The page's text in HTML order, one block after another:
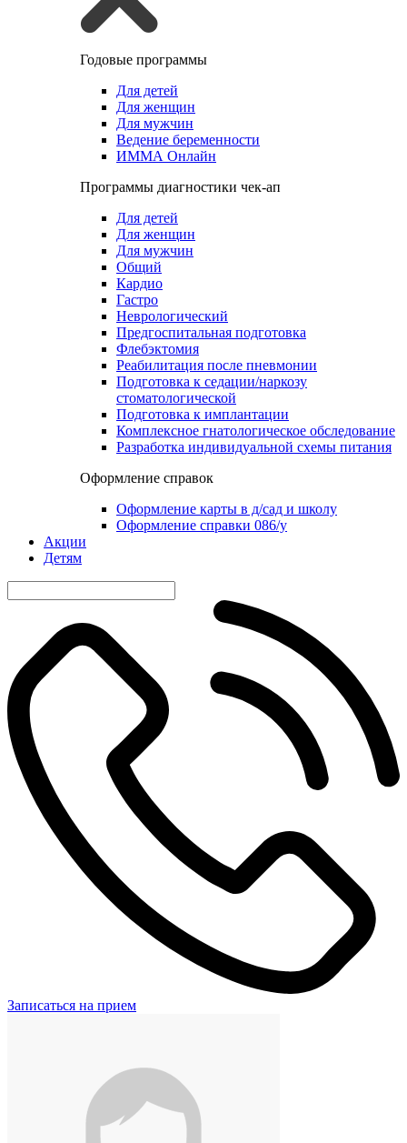
Годовые программы
Для детей
Для женщин
Для мужчин
Ведение беременности
ИММА Онлайн
Программы диагностики чек-ап
Для детей
Для женщин
Для мужчин
Общий
Кардио
Гастро
Неврологический
Предгоспитальная подготовка
Флебэктомия
Реабилитация после пневмонии
Подготовка к седации/наркозу
стоматологической
Подготовка к имплантации
Комплексное гнатологическое обследование
Разработка индивидуальной схемы питания
Оформление справок
Оформление карты в д/сад и школу
Оформление справки 086/у
Акции
Детям
Записаться на прием